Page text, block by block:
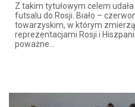
Z takim tytułowym celem
futsalu do Rosji. Biało –
towarzyskim, w którym
reprezentacjami Rosji i
poważne...